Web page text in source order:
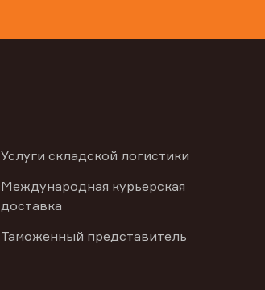
Услуги складской логистики
Международная курьерская
доставка
Таможенный представитель